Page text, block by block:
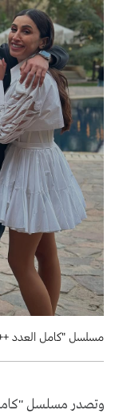
مسلسل "كامل العدد
وتصدر مسلسل